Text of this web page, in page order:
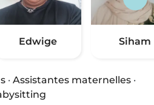
Edwige Siham
· Assistantes maternelles ·